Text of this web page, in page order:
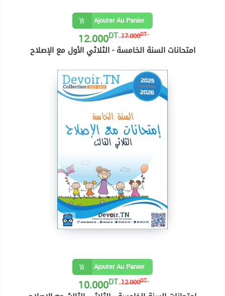
Ajouter Au Panier
17.000DT
12.000DT
امتحانات السنة الخامسة - الثلاثي الأول مع الإصلاح
Ajouter Au Panier
12.000DT
10.000DT